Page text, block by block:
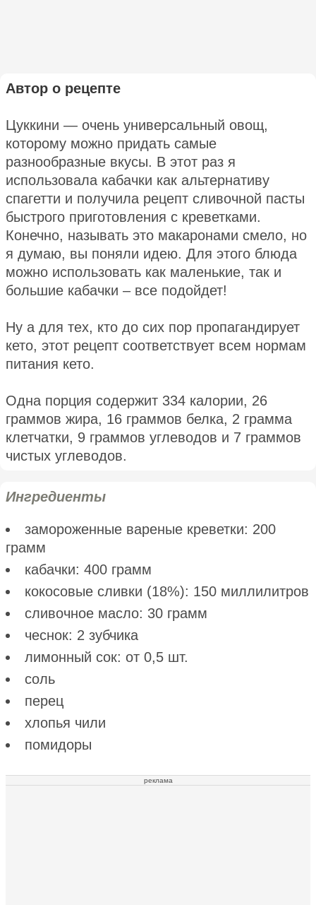
Автор о рецепте
Цуккини — очень универсальный овощ,
которому можно придать самые
разнообразные вкусы. В этот раз я
использовала кабачки как альтернативу
спагетти и получила рецепт сливочной пасты
быстрого приготовления с креветками.
Конечно, называть это макаронами смело, но
я думаю, вы поняли идею. Для этого блюда
можно использовать как маленькие, так и
большие кабачки – все подойдет!
Ну а для тех, кто до сих пор пропагандирует
кето, этот рецепт соответствует всем нормам
питания кето.
Одна порция содержит 334 калории, 26
граммов жира, 16 граммов белка, 2 грамма
клетчатки, 9 граммов углеводов и 7 граммов
чистых углеводов.
Ингредиенты
замороженные вареные креветки: 200
грамм
кабачки: 400 грамм
кокосовые сливки (18%): 150 миллилитров
сливочное масло: 30 грамм
чеснок: 2 зубчика
лимонный сок: от 0,5 шт.
соль
перец
хлопья чили
помидоры
реклама